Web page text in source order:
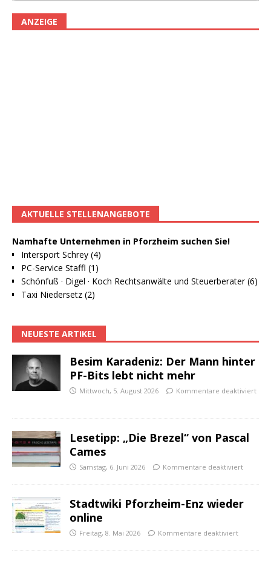
ANZEIGE
AKTUELLE STELLENANGEBOTE
Namhafte Unternehmen in Pforzheim suchen Sie!
Intersport Schrey (4)
PC-Service Staffl (1)
Schönfuß · Digel · Koch Rechtsanwälte und Steuerberater (6)
Taxi Niedersetz (2)
NEUESTE ARTIKEL
Besim Karadeniz: Der Mann hinter
PF-Bits lebt nicht mehr
Mittwoch, 5. August 2026 Kommentare deaktiviert
Lesetipp: „Die Brezel“ von Pascal
Cames
Samstag, 6. Juni 2026 Kommentare deaktiviert
Stadtwiki Pforzheim-Enz wieder
online
Freitag, 8. Mai 2026 Kommentare deaktiviert